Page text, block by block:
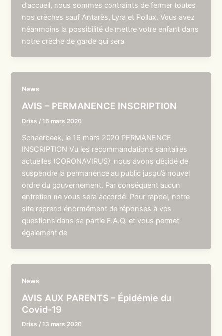
d’accueil, nous sommes contraints de fermer toutes
nos crèches sauf Antarès, Lyra et Pollux. Vous avez
néanmoins la possibilité de mettre votre enfant dans
notre crèche de garde qui sera
News
AVIS – PERMANENCE INSCRIPTION
Driss /16 mars 2020
Schaerbeek, le 16 mars 2020 PERMANENCE
INSCRIPTION Vu les recommandations sanitaires
actuelles (CORONAVIRUS), nous avons décidé de
suspendre la permanence au public jusqu’à nouvel
ordre du gouvernement. Par conséquent aucun
entretien ne vous sera accordé. Pour rappel, notre
site reprend énormément de réponses à vos
questions dans sa partie F.A.Q. et vous permet
également de
News
AVIS AUX PARENTS – Épidémie du
Covid-19
Driss /13 mars 2020